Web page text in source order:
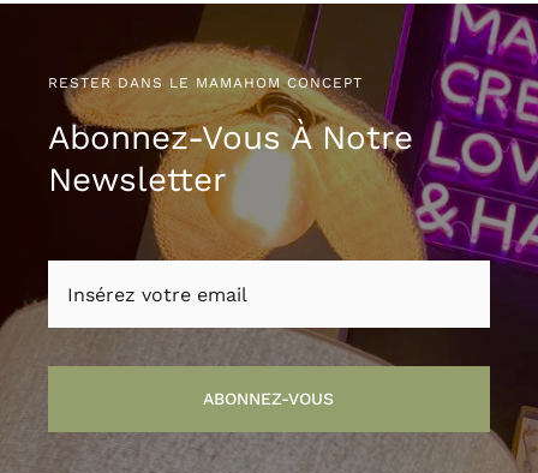
RESTER DANS LE MAMAHOM CONCEPT
Abonnez-Vous À Notre
Newsletter
ABONNEZ-VOUS